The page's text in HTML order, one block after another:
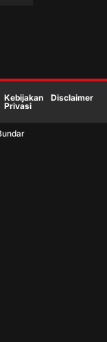
Kebijakan
Privasi
Disclaimer